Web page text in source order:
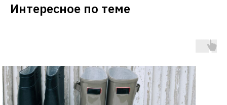
Интересное по теме